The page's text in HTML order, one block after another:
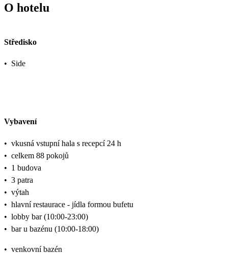
O hotelu
Středisko
• Side
Vybavení
• vkusná vstupní hala s recepcí 24 h
• celkem 88 pokojů
• 1 budova
• 3 patra
• výtah
• hlavní restaurace - jídla formou bufetu
• lobby bar (10:00-23:00)
• bar u bazénu (10:00-18:00)
• venkovní bazén